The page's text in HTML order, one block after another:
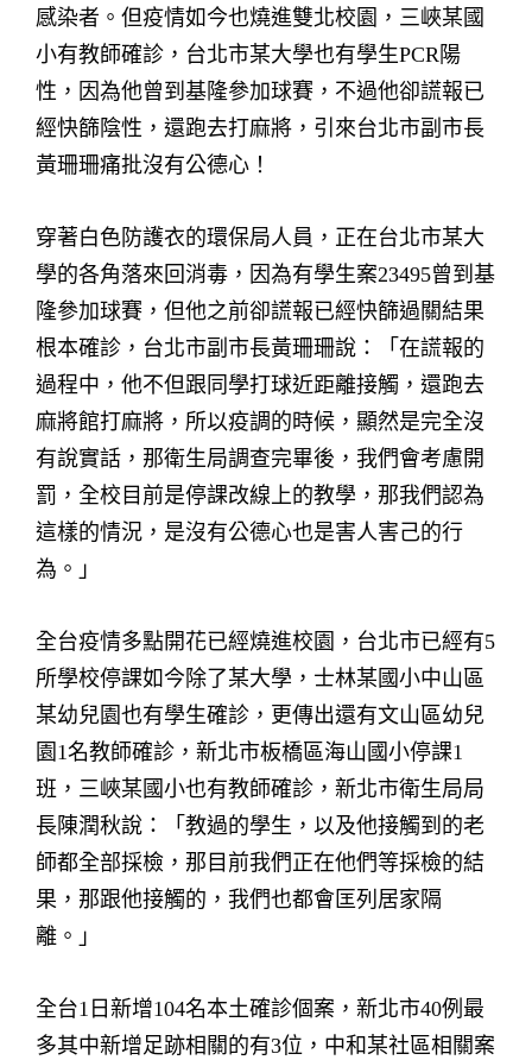
感染者。但疫情如今也燒進雙北校園，三峽某國
小有教師確診，台北市某大學也有學生PCR陽
性，因為他曾到基隆參加球賽，不過他卻謊報已
經快篩陰性，還跑去打麻將，引來台北市副市長
黃珊珊痛批沒有公德心！
穿著白色防護衣的環保局人員，正在台北市某大
學的各角落來回消毒，因為有學生案23495曾到基
隆參加球賽，但他之前卻謊報已經快篩過關結果
根本確診，台北市副市長黃珊珊說：「在謊報的
過程中，他不但跟同學打球近距離接觸，還跑去
麻將館打麻將，所以疫調的時候，顯然是完全沒
有說實話，那衛生局調查完畢後，我們會考慮開
罰，全校目前是停課改線上的教學，那我們認為
這樣的情況，是沒有公德心也是害人害己的行
為。」
全台疫情多點開花已經燒進校園，台北市已經有5
所學校停課如今除了某大學，士林某國小中山區
某幼兒園也有學生確診，更傳出還有文山區幼兒
園1名教師確診，新北市板橋區海山國小停課1
班，三峽某國小也有教師確診，新北市衛生局局
長陳潤秋說：「教過的學生，以及他接觸到的老
師都全部採檢，那目前我們正在他們等採檢的結
果，那跟他接觸的，我們也都會匡列居家隔
離。」
全台1日新增104名本土確診個案，新北市40例最
多其中新增足跡相關的有3位，中和某社區相關案